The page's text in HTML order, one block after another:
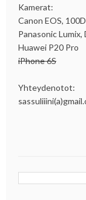
Kamerat:
Canon EOS, 100D
Panasonic
Huawei P20 Pro
iPhone 6S
Yhteydenotot: